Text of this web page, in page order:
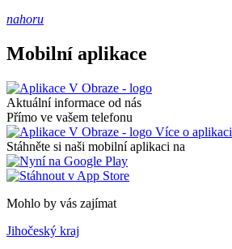
nahoru
Mobilní aplikace
Aktuální informace od nás
Přímo ve vašem telefonu
Více o aplikaci
Stáhněte si naši mobilní aplikaci na
Mohlo by vás zajímat
Jihočeský kraj